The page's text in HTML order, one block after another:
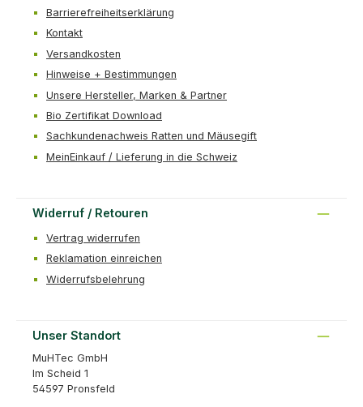
Barrierefreiheitserklärung
Kontakt
Versandkosten
Hinweise + Bestimmungen
Unsere Hersteller, Marken & Partner
Bio Zertifikat Download
Sachkundenachweis Ratten und Mäusegift
MeinEinkauf / Lieferung in die Schweiz
Widerruf / Retouren
Vertrag widerrufen
Reklamation einreichen
Widerrufsbelehrung
Unser Standort
MuHTec GmbH
Im Scheid 1
54597 Pronsfeld